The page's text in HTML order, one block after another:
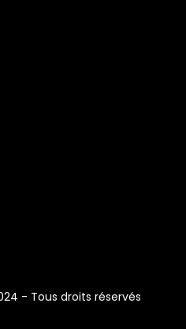
- Tous droits réservés